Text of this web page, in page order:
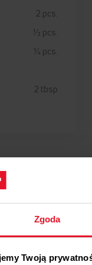
Zgoda
Twoją
2 pcs.
½ pcs.
¼ pcs.
2 tbsp